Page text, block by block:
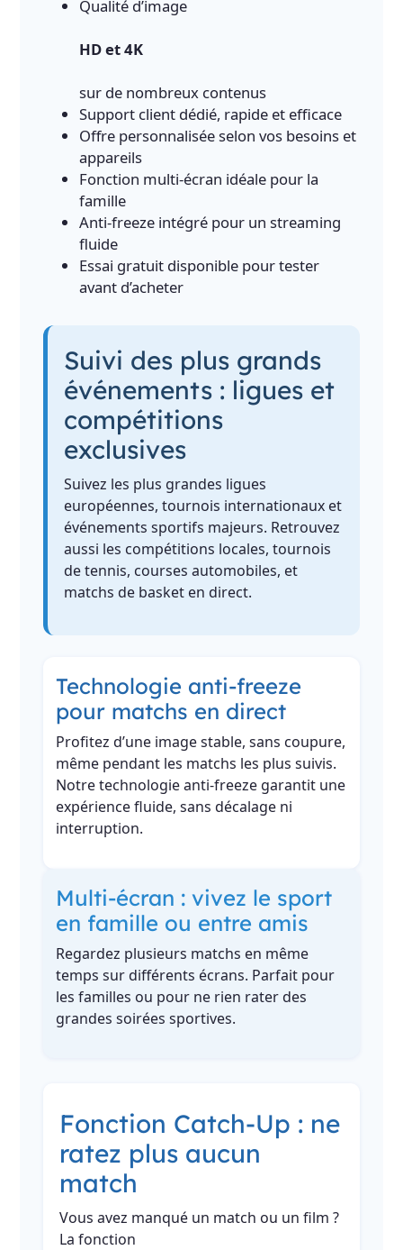
Qualité d’image
HD et 4K
sur de nombreux contenus
Support client dédié, rapide et efficace
Offre personnalisée selon vos besoins et
appareils
Fonction multi-écran idéale pour la
famille
Anti-freeze intégré pour un streaming
fluide
Essai gratuit disponible pour tester
avant d’acheter
Suivi des plus grands
événements : ligues et
compétitions
exclusives
Suivez les plus grandes ligues
européennes, tournois internationaux et
événements sportifs majeurs. Retrouvez
aussi les compétitions locales, tournois
de tennis, courses automobiles, et
matchs de basket en direct.
Technologie anti-freeze
pour matchs en direct
Profitez d’une image stable, sans coupure,
même pendant les matchs les plus suivis.
Notre technologie anti-freeze garantit une
expérience fluide, sans décalage ni
interruption.
Multi-écran : vivez le sport
en famille ou entre amis
Regardez plusieurs matchs en même
temps sur différents écrans. Parfait pour
les familles ou pour ne rien rater des
grandes soirées sportives.
Fonction Catch-Up : ne
ratez plus aucun
match
Vous avez manqué un match ou un film ?
La fonction